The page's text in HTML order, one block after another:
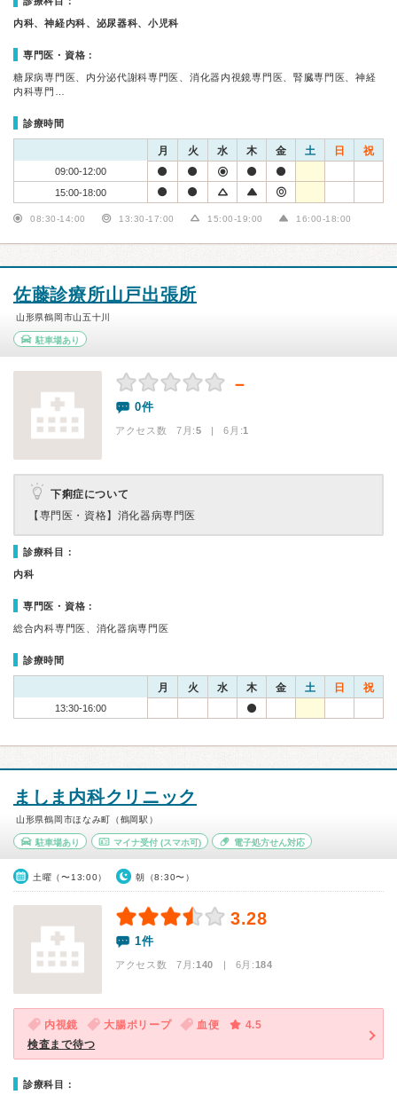
内科、神経内科、泌尿器科、小児科
専門医・資格：
糖尿病専門医、内分泌代謝科専門医、消化器内視鏡専門医、腎臓専門医、神経
内科専門…
診療時間
月 火 水 木 金 土 日 祝
09:00-12:00
15:00-18:00
08:30-14:00 13:30-17:00 15:00-19:00 16:00-18:00
佐藤診療所山戸出張所
山形県鶴岡市山五十川
駐車場あり
－
0件
アクセス数 7月:5 | 6月:1
下痢症について
【専門医・資格】 消化器病専門医
診療科目：
内科
専門医・資格：
総合内科専門医、消化器病専門医
診療時間
月 火 水 木 金 土 日 祝
13:30-16:00
ましま内科クリニック
山形県鶴岡市ほなみ町（鶴岡駅）
駐車場あり マイナ受付(スマホ可) 電子処方せん対応
土曜（〜13:00） 朝（8:30〜）
3.28
1件
アクセス数 7月:140 | 6月:184
内視鏡 大腸ポリープ 血便
4.5
検査まで待つ
診療科目：